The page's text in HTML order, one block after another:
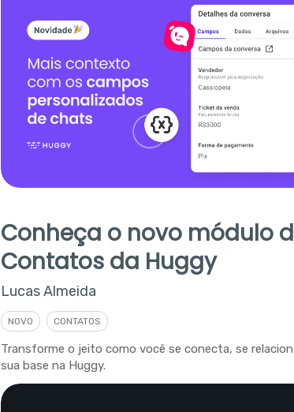
Conheça o novo módulo
Contatos da Huggy
Lucas Almeida
NOVO CONTATOS
Transforme o jeito como você se conecta, se
sua base na Huggy.